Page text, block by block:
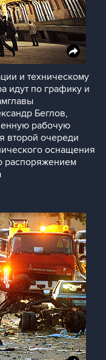
и техническому
идут по графику и
Беглов,
рабочую
второй очереди
оснащения
распоряжением